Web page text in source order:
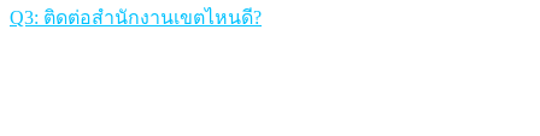
Q3: ติดต่อสำนักงานเขตไหนดี?